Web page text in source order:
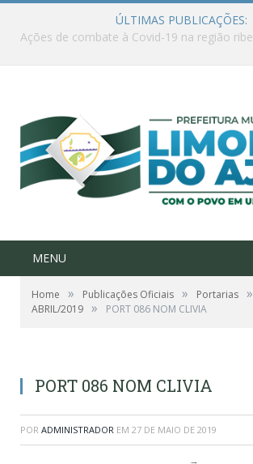
ÚLTIMAS PUBLICAÇÕES:
MENU
Home » Publicações Oficiais » Portarias »
ABRIL/2019 » PORT 086 NOM CLIVIA
PORT 086 NOM CLIVIA
POR ADMINISTRADOR EM 27 DE MAIO DE 2019